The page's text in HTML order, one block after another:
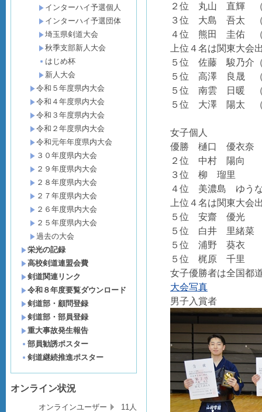
インターハイ予選個人
インターハイ予選団体
埼玉県剣道大会
秋季支部新人大会
はじめ杯
新人大会
令和５年度県内大会
令和４年度県内大会
令和３年度県内大会
令和２年度県内大会
令和元年年度県内大会
３０年度県内大会
２９年度県内大会
２８年度県内大会
２７年度県内大会
２６年度県内大会
２５年度県内大会
過去の大会
栄光の記録
高校剣道連盟会費
剣道関連リンク
令和８年度要覧ダウンロード
剣道部・顧問登録
剣道部・部員登録
重大事故発生報告
部員勧誘ポスター
剣道継続推進ポスター
オンライン状況
オンラインユーザー
11人
２位 丸山 直輝
３位 大島 吾太
４位 熊田 圭佑
上位４名は関東大会
５位 佐藤 駿乃介
５位 高澤 良晟
５位 南雲 日暖
５位 大澤 陽太
女子個人
優勝 樋口 優衣
２位 中村 陽向
３位 柳 瑠里
４位 美濃島 ゆうな
上位４名は関東大会
５位 安齋 優
５位 白井 里緒菜
５位 浦野 葵衣
５位 梶原 千里
女子優勝者は全国都
大会写真
男子入賞者